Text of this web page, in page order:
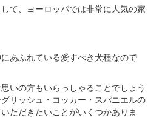
て、ヨーロッパでは非常に人気の家
あふれている愛すべき犬種なので
いの方もいらっしゃることでしょう
リッシュ・コッカー・スパニエルの
ただきたいことがいくつかありま